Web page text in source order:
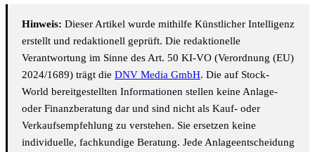
Hinweis: Dieser Artikel wurde mithilfe Künstlicher Intelligenz
erstellt und redaktionell geprüft. Die redaktionelle
Verantwortung im Sinne des Art. 50 KI-VO (Verordnung (EU)
2024/1689) trägt die DNV Media GmbH. Die auf Stock-
World bereitgestellten Informationen stellen keine Anlage-
oder Finanzberatung dar und sind nicht als Kauf- oder
Verkaufsempfehlung zu verstehen. Sie ersetzen keine
individuelle, fachkundige Beratung. Jede Anlageentscheidung